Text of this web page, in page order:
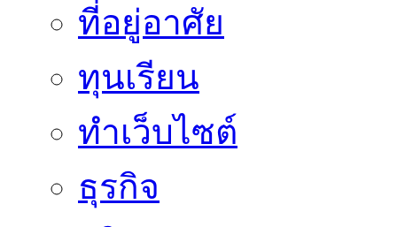
ที่อยู่อาศัย
ทุนเรียน
ทําเว็บไซต์
ธุรกิจ